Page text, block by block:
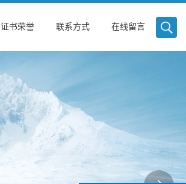
证书荣誉 联系方式 在线留言